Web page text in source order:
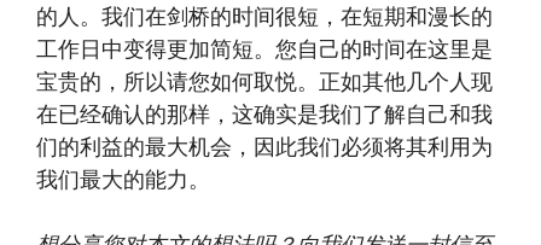
的人。我们在剑桥的时间很短，在短期和漫长的
工作日中变得更加简短。您自己的时间在这里是
宝贵的，所以请您如何取悦。正如其他几个人现
在已经确认的那样，这确实是我们了解自己和我
们的利益的最大机会，因此我们必须将其利用为
我们最大的能力。